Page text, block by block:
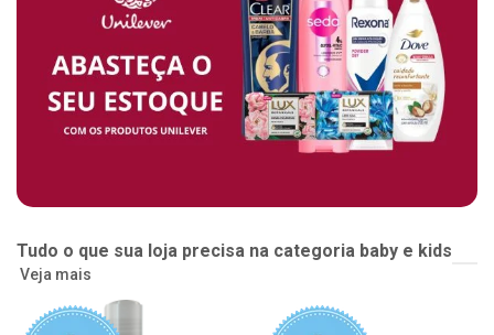
Tudo o que sua loja precisa na categoria baby e kids
Veja mais